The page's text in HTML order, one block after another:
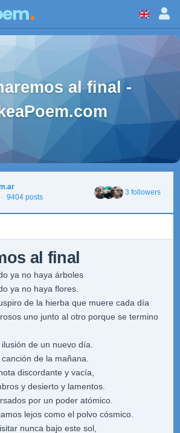
al final -
· 9404 posts
3 followers
al final
ya no haya árboles
ya no haya flores.
de la hierba que muere cada día
uno junto al otro porque se termino
de un nuevo día.
de la mañana.
discordante y vacía,
y desierto y lamentos.
por un poder atómico.
lejos como el polvo cósmico.
nunca bajo este sol,